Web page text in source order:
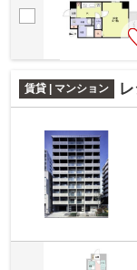
賃貸 | マンション